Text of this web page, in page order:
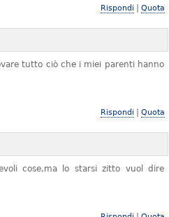
Rispondi Quota
tutto ciò che i miei parenti hanno
Rispondi Quota
cose,ma lo starsi zitto vuol dire